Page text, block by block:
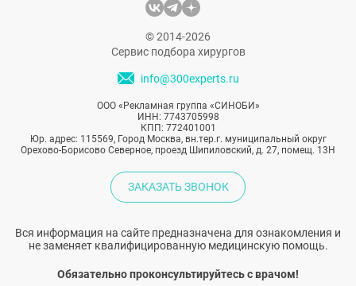
ощущает себя внутри, и тем, что видит в
отражении, становится слишком явным.
© 2014-2026
Сервис подбора хирургов
info@300experts.ru
ООО «Рекламная группа «СИНОБИ»
ИНН: 7743705998
КПП: 772401001
Юр. адрес: 115569, Город Москва, вн.тер.г. муниципальный округ
Орехово-Борисово Северное, проезд Шипиловский, д. 27, помещ. 13Н
ЗАКАЗАТЬ ЗВОНОК
Вся информация на сайте предназначена для ознакомления и
не заменяет квалифицированную медицинскую помощь.
Обязательно проконсультируйтесь с врачом!